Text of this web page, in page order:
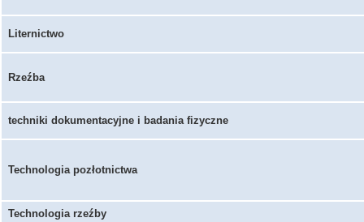
Liternictwo
Rzeźba
techniki dokumentacyjne i badania fizyczne
Technologia pozłotnictwa
Technologia rzeźby